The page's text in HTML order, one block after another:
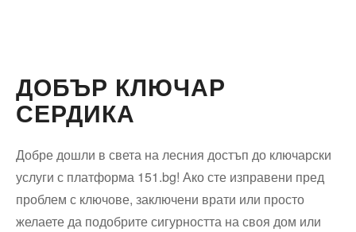
ДОБЪР КЛЮЧАР
СЕРДИКА
Добре дошли в света на лесния достъп до ключарски
услуги с платформа 151.bg! Ако сте изправени пред
проблем с ключове, заключени врати или просто
желаете да подобрите сигурността на своя дом или